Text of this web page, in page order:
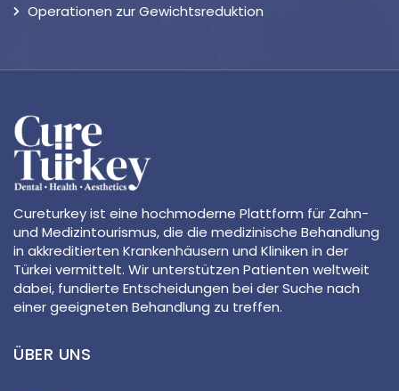
Operationen zur Gewichtsreduktion
Cureturkey ist eine hochmoderne Plattform für Zahn-
und Medizintourismus, die die medizinische Behandlung
in akkreditierten Krankenhäusern und Kliniken in der
Türkei vermittelt. Wir unterstützen Patienten weltweit
dabei, fundierte Entscheidungen bei der Suche nach
einer geeigneten Behandlung zu treffen.
ÜBER UNS